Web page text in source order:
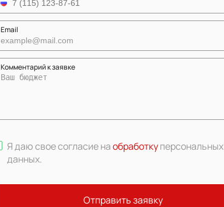
Email
Комментарий к заявке
Я даю свое согласие наобработкуперсональных
данных.
Отправить заявку